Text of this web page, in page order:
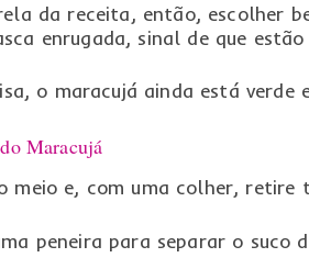
da receita, então, escolher
enrugada, sinal de que
o maracujá ainda está verde
Maracujá
meio e, com uma colher, retire
peneira para separar o suco